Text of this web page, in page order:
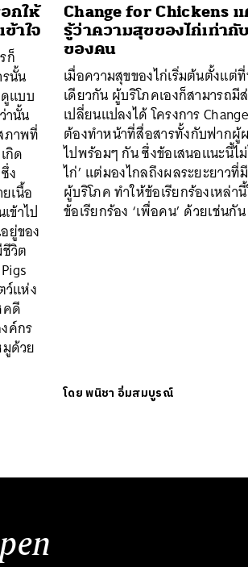
กให้
าใจ
ก็
นั้น
แบบ
านั้น
ภาพที่
กิด
ง
เนื้อ
ข้าไป
ยู่ของ
วิต
ว์แห่ง
ดี
ค์กร
ด้วย
Change for Chickens
รู้ว่าความสุขของไก่เท่า
ของคน
เมื่อความสุขของไก่เริ่มต้นตั้งแ
เดียวกัน ผู้บริโภคเองก็สามารถมี
เปลี่ยนแปลงได้ โครงการ
ต้องทำหน้าที่สื่อสารทั้งกับฟากผู้
ไปพร้อมๆ กัน ซึ่งข้อเสนอแนะนี้ไ
ไก่’ แต่มองไกลถึงผลระยะยาว
ผู้บริโภค ทำให้ข้อเรียกร้องเหล่
ข้อเรียกร้อง ‘เพื่อคน’ ด้วยเช่นกัน
โดยพนิชา อิ่มสมบูรณ์
ค้นหา
SHARE TWEET